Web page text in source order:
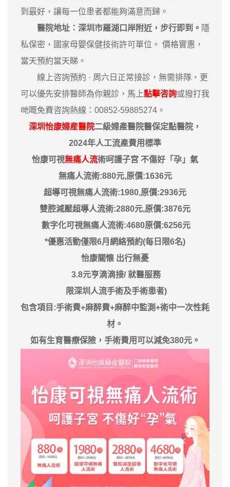
到最好，讓每一位患者都能夠滿意而歸。
醫院地址：深圳市羅湖口岸附近，步行即到。 隱
私保密，國家母嬰保健技術許可單位。 價格實惠，
當天預約當天睇。
‎線上咨詢預約 · ‎周六日正常接診，無需排隊，更
可以優先安排醫師為你親診，馬上點擊咨詢或撥打我
哋嘅免費咨詢熱線：00852-59885274。
深圳怡康婦産醫院二級婦產醫院醫保定點醫院，
2024年人工流產費用標準
怡康可視無痛人流術呵護子宮 不傷好「孕」氣
無痛人流術:880元,原價:1636元
超導可視無痛人流術:1980,原價:2936元
雙腔減壓超導人流術:2880元,原價:3876元
數字化可視無痛人流術:4680原價:6256元
*優惠活動僅限6月網絡預約(每日限6名)
怡康關懐 出行無憂
3.8元亨滴滴接/ 就醫服務
限深圳人流手術及手術患者)
包含項目:手術費+麻醉費+麻醉中監測+術中一次性耗
材。
如有生育醫療保險，手術費用可以減免380元。